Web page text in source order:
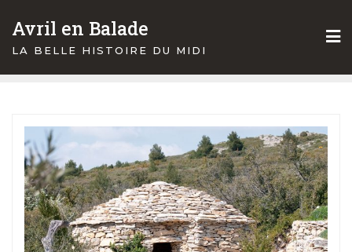
content
Avril en Balade
LA BELLE HISTOIRE DU MIDI